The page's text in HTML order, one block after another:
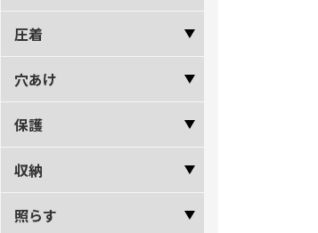
圧着
穴あけ
保護
収納
照らす